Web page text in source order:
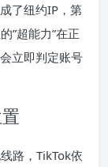
了纽约IP，第
”超能力”在正
立即判定账号
路，TikTok依